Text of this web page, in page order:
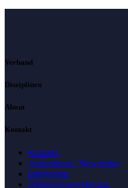
Verband
Disziplinen
About
Kontakt
Kontakt
Anmeldung / Newsletter
Impressum
Datenschutzerklärung